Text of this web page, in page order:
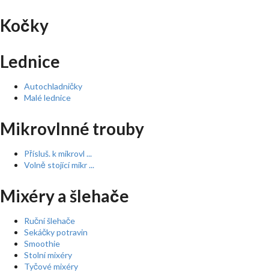
Kočky
Lednice
Autochladničky
Malé lednice
Mikrovlnné trouby
Přísluš. k mikrovl ...
Volně stojící mikr ...
Mixéry a šlehače
Ruční šlehače
Sekáčky potravin
Smoothie
Stolní mixéry
Tyčové mixéry